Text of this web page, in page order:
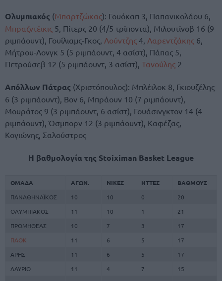
Ολυμπιακός (Μπαρτζώκας): Γουόκαπ 3, Παπανικολάου 6,
Μπραζντέικις 5, Πίτερς 20 (4/5 τρίποντα), Μιλουτίνοβ 16 (9
ριμπάουντ), Γουίλιαμς-Γκος, Λούντζης 4, Λαρεντζάκης 6,
Μήτρου-Λονγκ 5 (5 ριμπάουντ, 4 ασίστ), Πάπας 5,
Πετρούσεβ 12 (5 ριμπάουντ, 3 ασίστ), Τανούλης 2
Απόλλων Πάτρας (Χριστόπουλος): Μπλέιλοκ 8, Γκιουζέλης
6 (3 ριμπάουντ), Βον 6, Μπράουν 10 (7 ριμπάουντ),
Μουράτος 9 (3 ριμπάουντ, 6 ασίστ), Γουάσινγκτον 14 (4
ριμπάουντ), Όσμπορν 12 (3 ριμπάουντ), Καφέζας,
Κογιώνης, Σαλούστρος
Η βαθμολογία της Stoiximan Basket League
ΟΜΑΔΑ ΑΓΩΝ. ΝΙΚΕΣ ΗΤΤΕΣ
ΒΑΘΜΟΥΣ
ΠΑΝΑΘΗΝΑΪΚΟΣ
10 10 0
20
ΟΛΥΜΠΙΑΚΟΣ
11 10 1
21
ΠΡΟΜΗΘΕΑΣ
10 7 3
17
ΠΑΟΚ
11 6 5
17
ΑΡΗΣ
11 6 5
17
ΛΑΥΡΙΟ
11 4 7
15